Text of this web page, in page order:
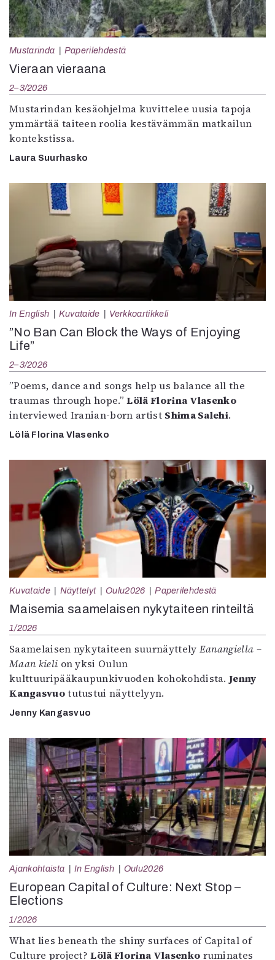
Mustarinda Paperilehdestä
Vieraan vieraana
2–3/2026
Mustarindan kesäohjelma kuvittelee uusia tapoja
ymmärtää taiteen roolia kestävämmän matkailun
kontekstissa.
Laura Suurhasko
In English Kuvataide Verkkoartikkeli
”No Ban Can Block the Ways of Enjoying
Life”
2–3/2026
”Poems, dance and songs help us balance all the
traumas through hope.”Lölä Florina Vlasenko
interviewed Iranian-born artist Shima Salehi.
Lölä Florina Vlasenko
Kuvataide Näyttelyt Oulu2026 Paperilehdestä
Maisemia saamelaisen nykytaiteen rinteiltä
1/2026
Saamelaisen nykytaiteen suurnäyttely Eanangiella –
Maan kieli on yksi Oulun
kulttuuripääkaupunkivuoden kohokohdista.Jenny
Kangasvuotutustui näyttelyyn.
Jenny Kangasvuo
Ajankohtaista In English Oulu2026
European Capital of Culture: Next Stop –
Elections
1/2026
What lies beneath the shiny surfaces of Capital of
Culture project?Lölä Florina Vlasenko ruminates